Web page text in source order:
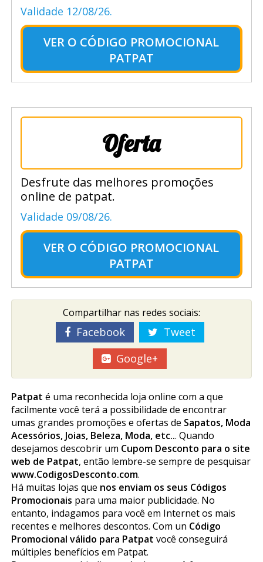
Validade 12/08/26.
VER O CÓDIGO PROMOCIONAL
PATPAT
Oferta
Desfrute das melhores promoções
online de patpat.
Validade 09/08/26.
VER O CÓDIGO PROMOCIONAL
PATPAT
Compartilhar nas redes sociais:
Facebook
Tweet
Google+
Patpat é uma reconhecida loja online com a que
facilmente você terá a possibilidade de encontrar
umas grandes promoções e ofertas de Sapatos, Moda
Acessórios, Joias, Beleza, Moda, etc... Quando
desejamos descobrir um Cupom Desconto para o site
web de Patpat, então lembre-se sempre de pesquisar
www.CodigosDesconto.com.
Há muitas lojas que nos enviam os seus Códigos
Promocionais para uma maior publicidade. No
entanto, indagamos para você em Internet os mais
recentes e melhores descontos. Com un Código
Promocional válido para Patpat você conseguirá
múltiples benefícios em Patpat.